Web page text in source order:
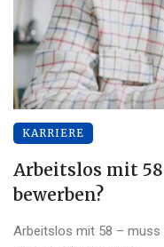
KARRIERE
Arbeitslos mit
bewerben?
Arbeitslos mit 58 – muss